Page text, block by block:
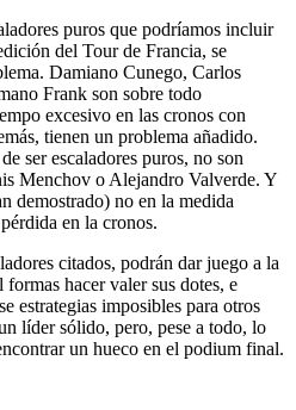
puros que podríamos incluir
del Tour de Francia, se
Damiano Cunego, Carlos
Frank son sobre todo
excesivo en las cronos con
tienen un problema añadido.
ser escaladores puros, no son
Menchov o Alejandro Valverde. Y
demostrado) no en la medida
en la cronos.
citados, podrán dar juego a la
hacer valer sus dotes, e
estrategias imposibles para otros
líder sólido, pero, pese a todo, lo
un hueco en el podium final.